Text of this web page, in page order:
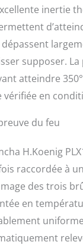
inertie
supposer. La
atteindre
vérifiée en
du feu
H.Koenig
raccordée à
des trois
en
uniforme.